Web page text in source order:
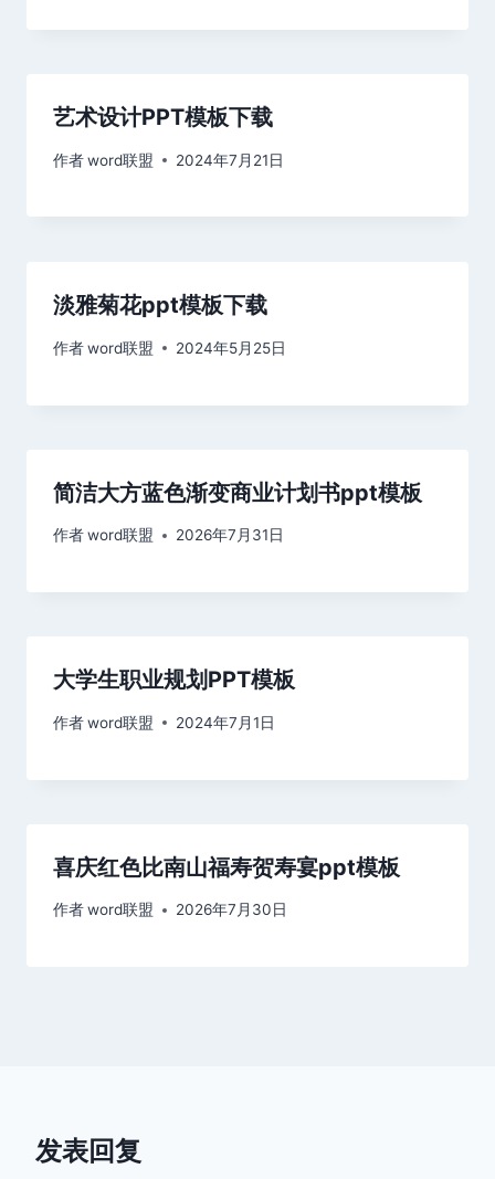
艺术设计PPT模板下载
作者word联盟 2024年7月21日
淡雅菊花ppt模板下载
作者word联盟 2024年5月25日
简洁大方蓝色渐变商业计划书ppt模板
作者word联盟 2026年7月31日
大学生职业规划PPT模板
作者word联盟 2024年7月1日
喜庆红色比南山福寿贺寿宴ppt模板
作者word联盟 2026年7月30日
发表回复